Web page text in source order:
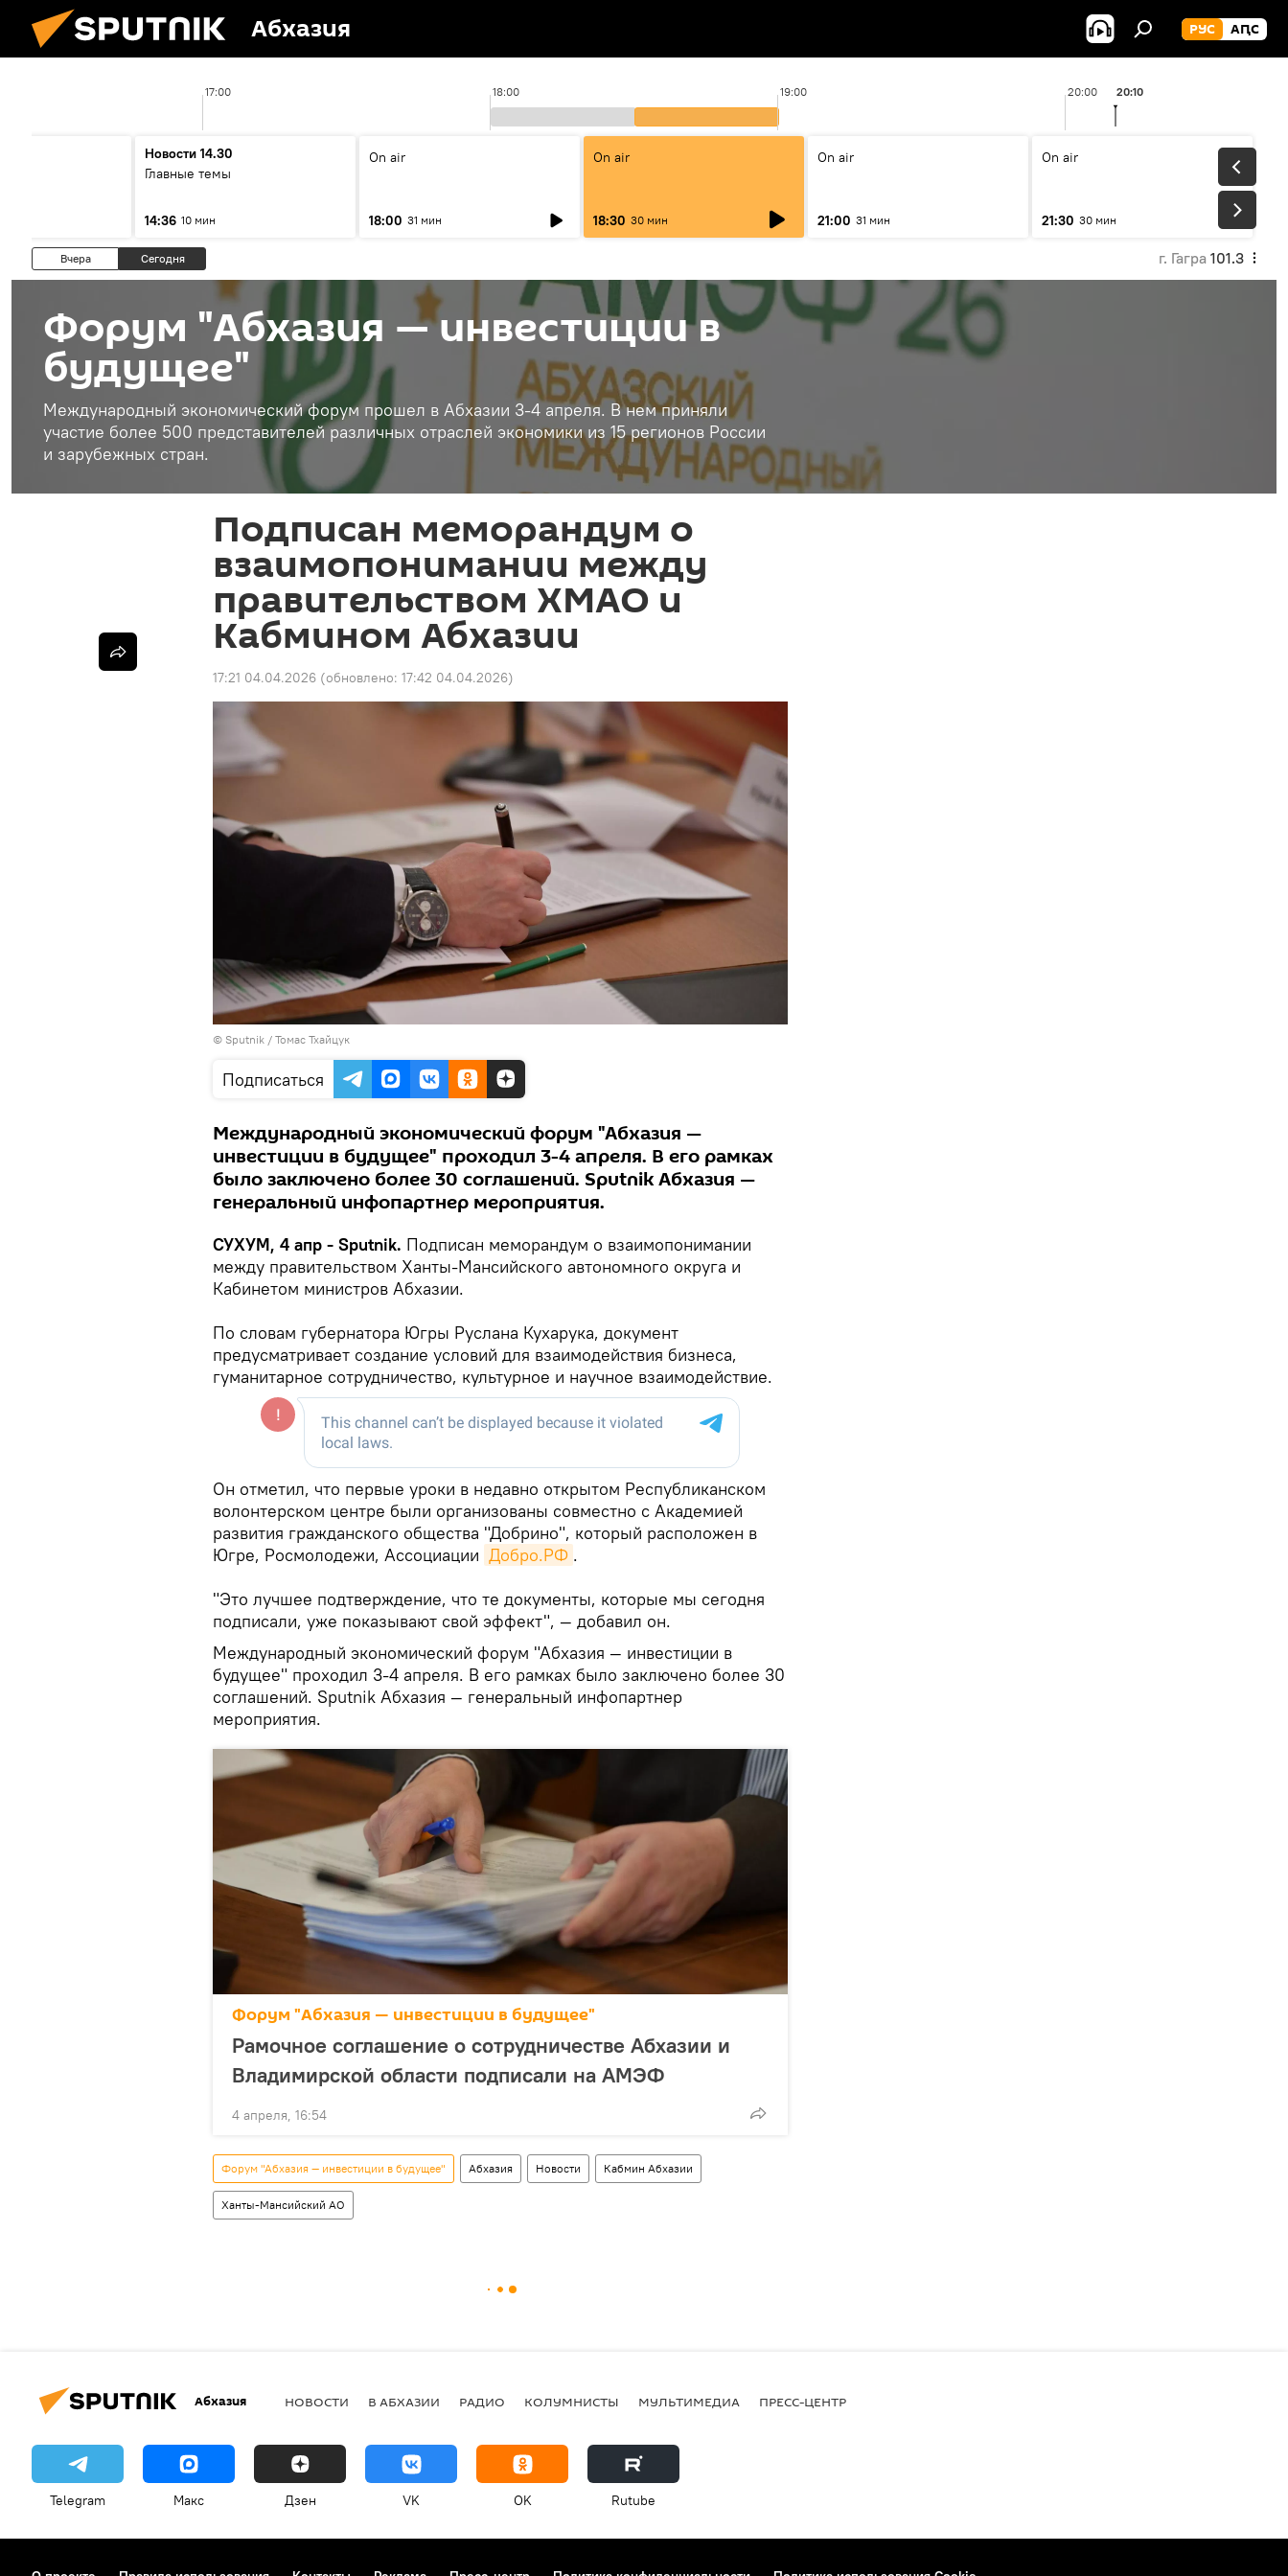
Абхазия РУС АԤС
17:00 18:00 19:00 20:00 20:10
Новости 14.30
Главные темы
14:36 10 мин
On air
18:00 31 мин
On air
18:30 30 мин
On air
21:00 31 мин
On air
21:30 30 мин
Вчера Сегодня г. Гагра 101.3
Форум "Абхазия — инвестиции в
будущее"
Международный экономический форум прошел в Абхазии 3-4 апреля. В нем приняли
участие более 500 представителей различных отраслей экономики из 15 регионов России
и зарубежных стран.
Подписан меморандум о
взаимопонимании между
правительством ХМАО и
Кабмином Абхазии
17:21 04.04.2026 (обновлено: 17:42 04.04.2026)
© Sputnik / Томас Тхайцук
Подписаться
Международный экономический форум "Абхазия —
инвестиции в будущее" проходил 3-4 апреля. В его рамках
было заключено более 30 соглашений. Sputnik Абхазия —
генеральный инфопартнер мероприятия.
СУХУМ, 4 апр - Sputnik. Подписан меморандум о взаимопонимании
между правительством Ханты-Мансийского автономного округа и
Кабинетом министров Абхазии.
По словам губернатора Югры Руслана Кухарука, документ
предусматривает создание условий для взаимодействия бизнеса,
гуманитарное сотрудничество, культурное и научное взаимодействие.
Он отметил, что первые уроки в недавно открытом Республиканском
волонтерском центре были организованы совместно с Академией
развития гражданского общества "Добрино", который расположен в
Югре, Росмолодежи, Ассоциации Добро.РФ .
"Это лучшее подтверждение, что те документы, которые мы сегодня
подписали, уже показывают свой эффект", — добавил он.
Международный экономический форум "Абхазия — инвестиции в
будущее" проходил 3-4 апреля. В его рамках было заключено более 30
соглашений. Sputnik Абхазия — генеральный инфопартнер
мероприятия.
Форум "Абхазия — инвестиции в будущее"
Рамочное соглашение о сотрудничестве Абхазии и
Владимирской области подписали на АМЭФ
4 апреля, 16:54
Форум "Абхазия — инвестиции в будущее" Абхазия Новости Кабмин Абхазии
Ханты-Мансийский АО
Абхазия НОВОСТИ В АБХАЗИИ РАДИО КОЛУМНИСТЫ МУЛЬТИМЕДИА ПРЕСС-ЦЕНТР
Telegram Макс Дзен VK OK Rutube